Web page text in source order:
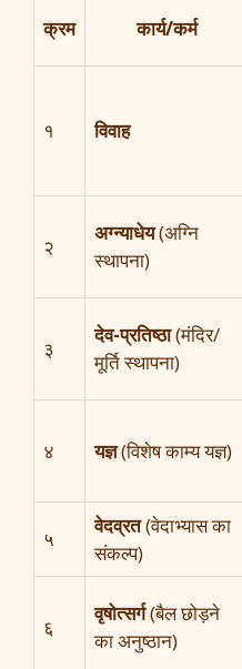
क्रम कार्य/कर्म
१ विवाह
२
अग्न्याधेय(अग्नि
स्थापना)
३
देव-प्रतिष्ठा(मंदिर/
मूर्ति स्थापना)
४ यज्ञ(विशेष काम्य यज्ञ)
५
वेदव्रत(वेदाभ्यास का
संकल्प)
६
वृषोत्सर्ग(बैल छोड़ने
का अनुष्ठान)